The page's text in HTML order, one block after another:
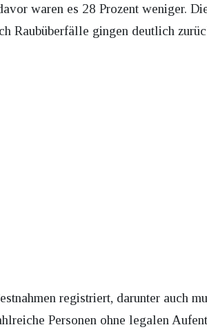
waren es 28 Prozent weniger.
Raubüberfälle gingen deutlich
registriert, darunter auch
Personen ohne legalen